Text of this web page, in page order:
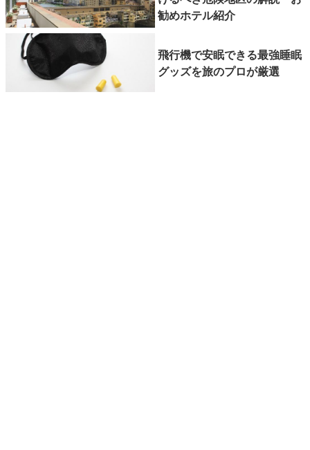
勧めホテル紹介
飛行機で安眠できる最強睡眠
グッズを旅のプロが厳選